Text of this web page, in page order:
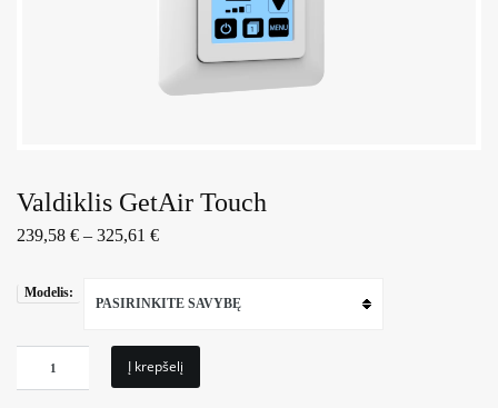
Valdiklis GetAir Touch
239,58 € – 325,61 €
Modelis:
PASIRINKITE SAVYBĘ
kiekis:
Į krepšelį